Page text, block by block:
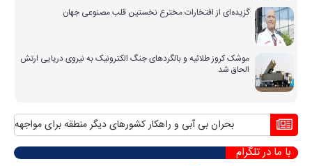
گزیده‌ای از افتخارات مخترع نخستین قلب مصنوعی جهان
موشک کروز طلائیه و بالگردهای جنگ الکترونیک به نیروی دریایی ارتش
الحاق شد
بحران بی آبی و راهکار کشورهای دیگر منطقه برای مواجهه با آن
با ما در تلگرام